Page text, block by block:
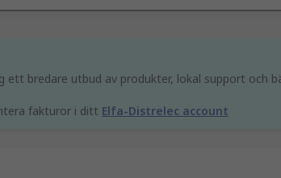
bredare utbud av produkter, lokal support och
fakturor i ditt Elfa-Distrelec account